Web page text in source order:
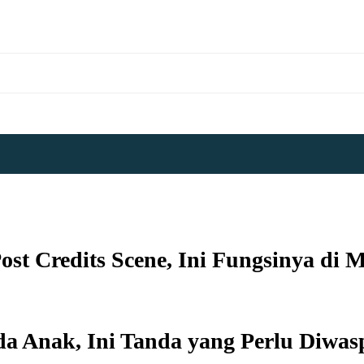
Credits Scene, Ini Fungsinya di
Anak, Ini Tanda yang Perlu